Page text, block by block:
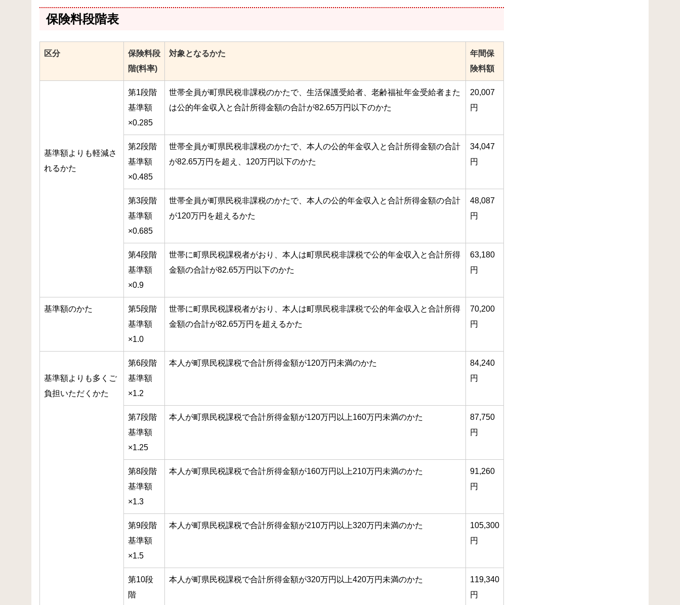
保険料段階表
区分
保険料段
階(料率)
対象となるかた
年間保
険料額
基準額よりも軽減さ
れるかた
第1段階
基準額
×0.285
世帯全員が町県民税非課税のかたで、生活保護受給者、老齢福祉年金受給者また
は公的年金収入と合計所得金額の合計が82.65万円以下のかた
20,007
円
第2段階
基準額
×0.485
世帯全員が町県民税非課税のかたで、本人の公的年金収入と合計所得金額の合計
が82.65万円を超え、120万円以下のかた
34,047
円
第3段階
基準額
×0.685
世帯全員が町県民税非課税のかたで、本人の公的年金収入と合計所得金額の合計
が120万円を超えるかた
48,087
円
第4段階
基準額
×0.9
世帯に町県民税課税者がおり、本人は町県民税非課税で公的年金収入と合計所得
金額の合計が82.65万円以下のかた
63,180
円
基準額のかた
第5段階
基準額
×1.0
世帯に町県民税課税者がおり、本人は町県民税非課税で公的年金収入と合計所得
金額の合計が82.65万円を超えるかた
70,200
円
基準額よりも多くご
負担いただくかた
第6段階
基準額
×1.2
本人が町県民税課税で合計所得金額が120万円未満のかた
84,240
円
第7段階
基準額
×1.25
本人が町県民税課税で合計所得金額が120万円以上160万円未満のかた
87,750
円
第8段階
基準額
×1.3
本人が町県民税課税で合計所得金額が160万円以上210万円未満のかた
91,260
円
第9段階
基準額
×1.5
本人が町県民税課税で合計所得金額が210万円以上320万円未満のかた
105,300
円
第10段
階
本人が町県民税課税で合計所得金額が320万円以上420万円未満のかた
119,340
円